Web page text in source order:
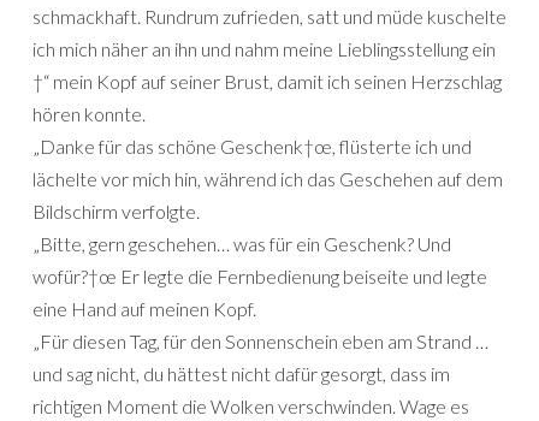
schmackhaft. Rundrum zufrieden, satt und müde kuschelte
ich mich näher an ihn und nahm meine Lieblingsstellung ein
†“ mein Kopf auf seiner Brust, damit ich seinen Herzschlag
hören konnte.
„Danke für das schöne Geschenk†œ, flüsterte ich und
lächelte vor mich hin, während ich das Geschehen auf dem
Bildschirm verfolgte.
„Bitte, gern geschehen… was für ein Geschenk? Und
wofür?†œ Er legte die Fernbedienung beiseite und legte
eine Hand auf meinen Kopf.
„Für diesen Tag, für den Sonnenschein eben am Strand …
und sag nicht, du hättest nicht dafür gesorgt, dass im
richtigen Moment die Wolken verschwinden. Wage es